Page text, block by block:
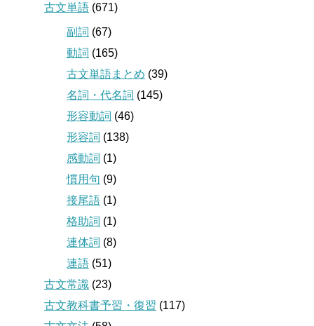
古文単語 (671)
副詞 (67)
動詞 (165)
古文単語まとめ (39)
名詞・代名詞 (145)
形容動詞 (46)
形容詞 (138)
感動詞 (1)
慣用句 (9)
接尾語 (1)
格助詞 (1)
連体詞 (8)
連語 (51)
古文常識 (23)
古文教科書予習・復習 (117)